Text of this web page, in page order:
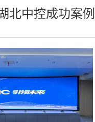
北中控成功案例